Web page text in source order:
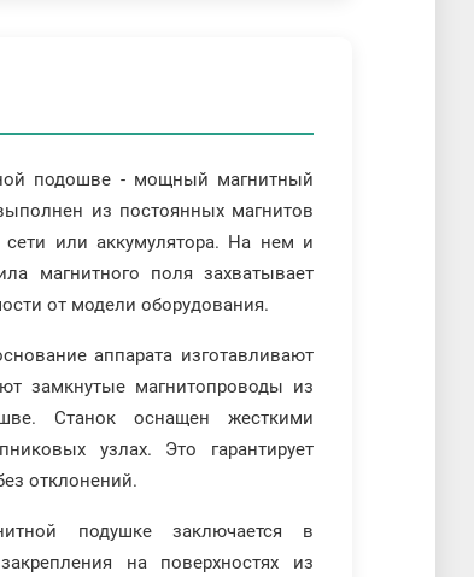
подошве - мощный магнитный
из постоянных магнитов
или аккумулятора. На нем и
магнитного поля захватывает
от модели оборудования.
аппарата изготавливают
замкнутые магнитопроводы из
Станок оснащен жесткими
узлах. Это гарантирует
отклонений.
подушке заключается в
на поверхностях из